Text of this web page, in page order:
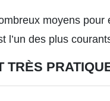
moyens pour
l’un des plus
TRÈS